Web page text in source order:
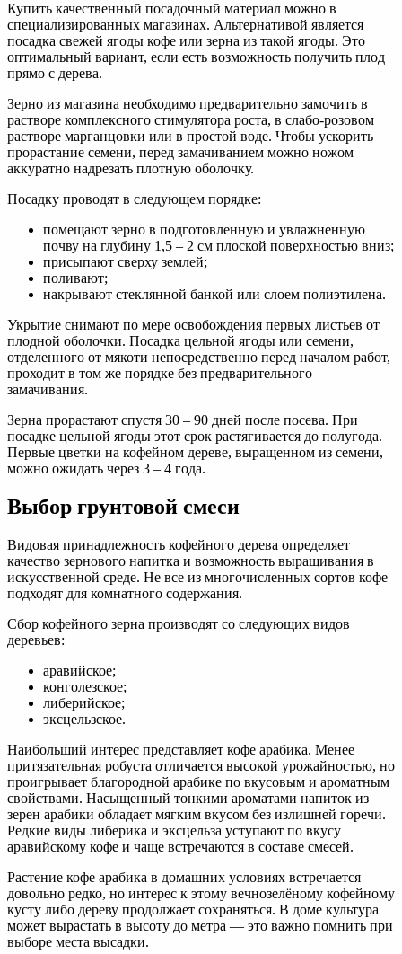
Купить качественный посадочный материал можно в
специализированных магазинах. Альтернативой является
посадка свежей ягоды кофе или зерна из такой ягоды. Это
оптимальный вариант, если есть возможность получить плод
прямо с дерева.
Зерно из магазина необходимо предварительно замочить в
растворе комплексного стимулятора роста, в слабо-розовом
растворе марганцовки или в простой воде. Чтобы ускорить
прорастание семени, перед замачиванием можно ножом
аккуратно надрезать плотную оболочку.
Посадку проводят в следующем порядке:
помещают зерно в подготовленную и увлажненную
почву на глубину 1,5 – 2 см плоской поверхностью вниз;
присыпают сверху землей;
поливают;
накрывают стеклянной банкой или слоем полиэтилена.
Укрытие снимают по мере освобождения первых листьев от
плодной оболочки. Посадка цельной ягоды или семени,
отделенного от мякоти непосредственно перед началом работ,
проходит в том же порядке без предварительного
замачивания.
Зерна прорастают спустя 30 – 90 дней после посева. При
посадке цельной ягоды этот срок растягивается до полугода.
Первые цветки на кофейном дереве, выращенном из семени,
можно ожидать через 3 – 4 года.
Выбор грунтовой смеси
Видовая принадлежность кофейного дерева определяет
качество зернового напитка и возможность выращивания в
искусственной среде. Не все из многочисленных сортов кофе
подходят для комнатного содержания.
Сбор кофейного зерна производят со следующих видов
деревьев:
аравийское;
конголезское;
либерийское;
эксцельзское.
Наибольший интерес представляет кофе арабика. Менее
притязательная робуста отличается высокой урожайностью, но
проигрывает благородной арабике по вкусовым и ароматным
свойствами. Насыщенный тонкими ароматами напиток из
зерен арабики обладает мягким вкусом без излишней горечи.
Редкие виды либерика и эксцельза уступают по вкусу
аравийскому кофе и чаще встречаются в составе смесей.
Растение кофе арабика в домашних условиях встречается
довольно редко, но интерес к этому вечнозелёному кофейному
кусту либо дереву продолжает сохраняться. В доме культура
может вырастать в высоту до метра — это важно помнить при
выборе места высадки.